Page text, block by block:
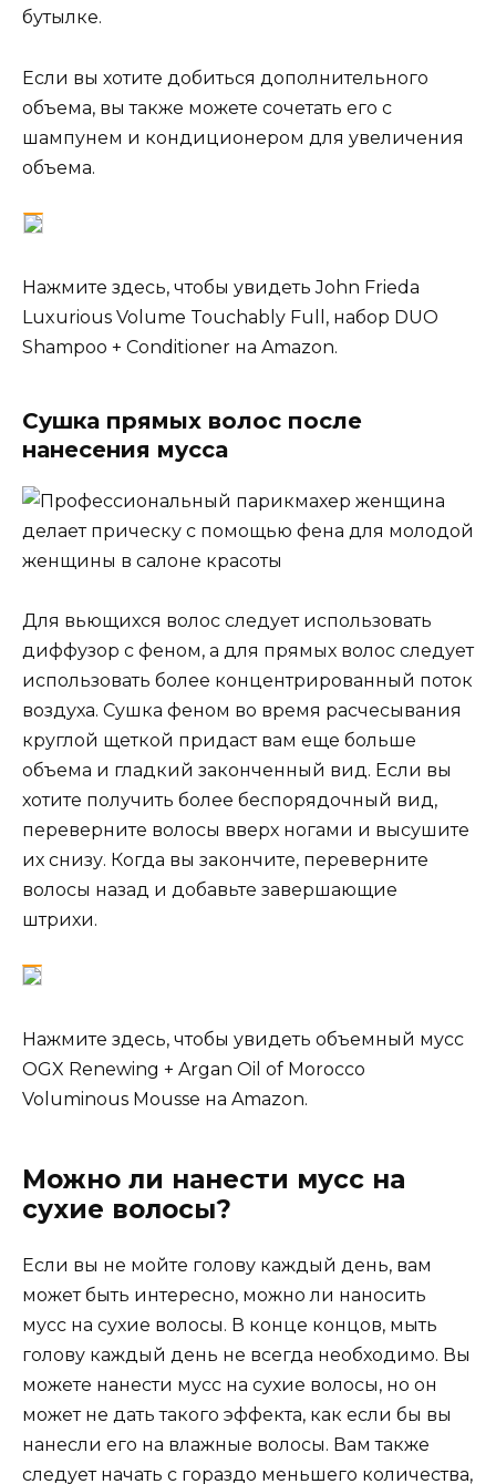
бутылке.
Если вы хотите добиться дополнительного
объема, вы также можете сочетать его с
шампунем и кондиционером для увеличения
объема.
Нажмите здесь, чтобы увидетьJohn Frieda
Luxurious Volume Touchably Full, набор DUO
Shampoo + Conditioner на Amazon.
Сушка прямых волос после
нанесения мусса
Для вьющихся волос следует использовать
диффузор с феном, а для прямых волос следует
использовать более концентрированный поток
воздуха. Сушка феном во время расчесывания
круглой щеткой придаст вам еще больше
объема и гладкий законченный вид. Если вы
хотите получить более беспорядочный вид,
переверните волосы вверх ногами и высушите
их снизу. Когда вы закончите, переверните
волосы назад и добавьте завершающие
штрихи.
Нажмите здесь, чтобы увидеть объемный мусс
OGX Renewing + Argan Oil of Morocco
Voluminous Mousse на Amazon.
Можно ли нанести мусс на
сухие волосы?
Если вы не мойте голову каждый день, вам
может быть интересно, можно ли наносить
мусс на сухие волосы. В конце концов, мыть
голову каждый день не всегда необходимо. Вы
можете нанести мусс на сухие волосы, но он
может не дать такого эффекта, как если бы вы
нанесли его на влажные волосы. Вам также
следует начать с гораздо меньшего количества,